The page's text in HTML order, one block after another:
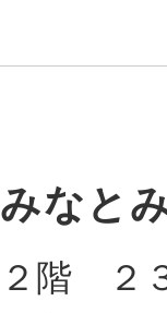
みなと
２階 ２